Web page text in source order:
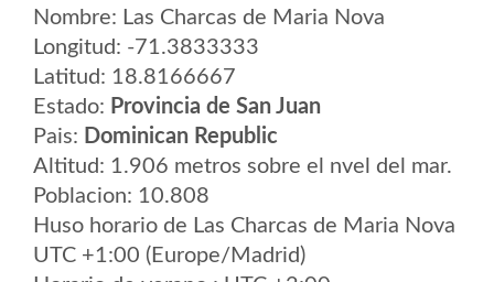
Nombre: Las Charcas de Maria Nova
Longitud: -71.3833333
Latitud: 18.8166667
Estado: Provincia de San Juan
Pais: Dominican Republic
Altitud: 1.906 metros sobre el nvel del mar.
Poblacion: 10.808
Huso horario de Las Charcas de Maria Nova
UTC +1:00 (Europe/Madrid)